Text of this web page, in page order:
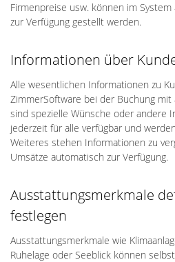
Firmenpreise usw. können im
zur Verfügung gestellt werden.
Informationen über
Alle wesentlichen Informationen zu
ZimmerSoftware bei der Buchung
sind spezielle Wünsche oder andere
jederzeit für alle verfügbar und
Weiteres stehen Informationen zu
Umsätze automatisch zur Verfügung.
Ausstattungsmerkmale
festlegen
Ausstattungsmerkmale wie
Ruhelage oder Seeblick können